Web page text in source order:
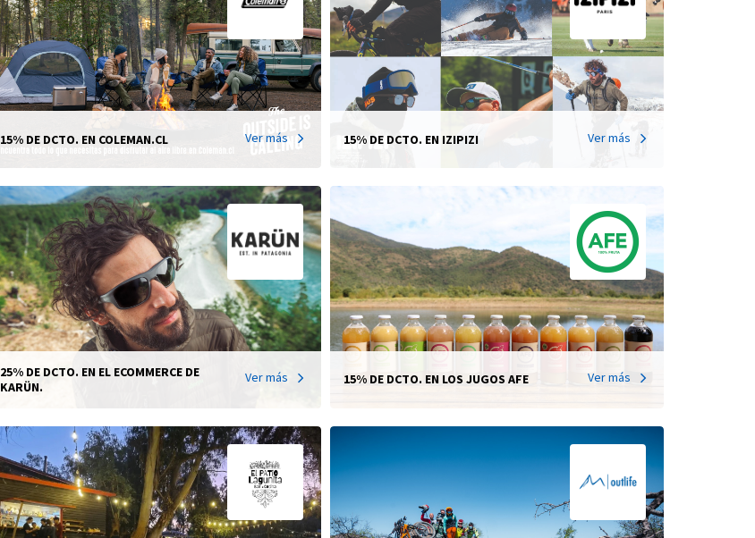
15% DE DCTO. EN COLEMAN.CL Ver más 15% DE DCTO. EN IZIPIZI Ver más
25% DE DCTO. EN EL ECOMMERCE DE
KARÜN.
Ver más 15% DE DCTO. EN LOS JUGOS AFE Ver más